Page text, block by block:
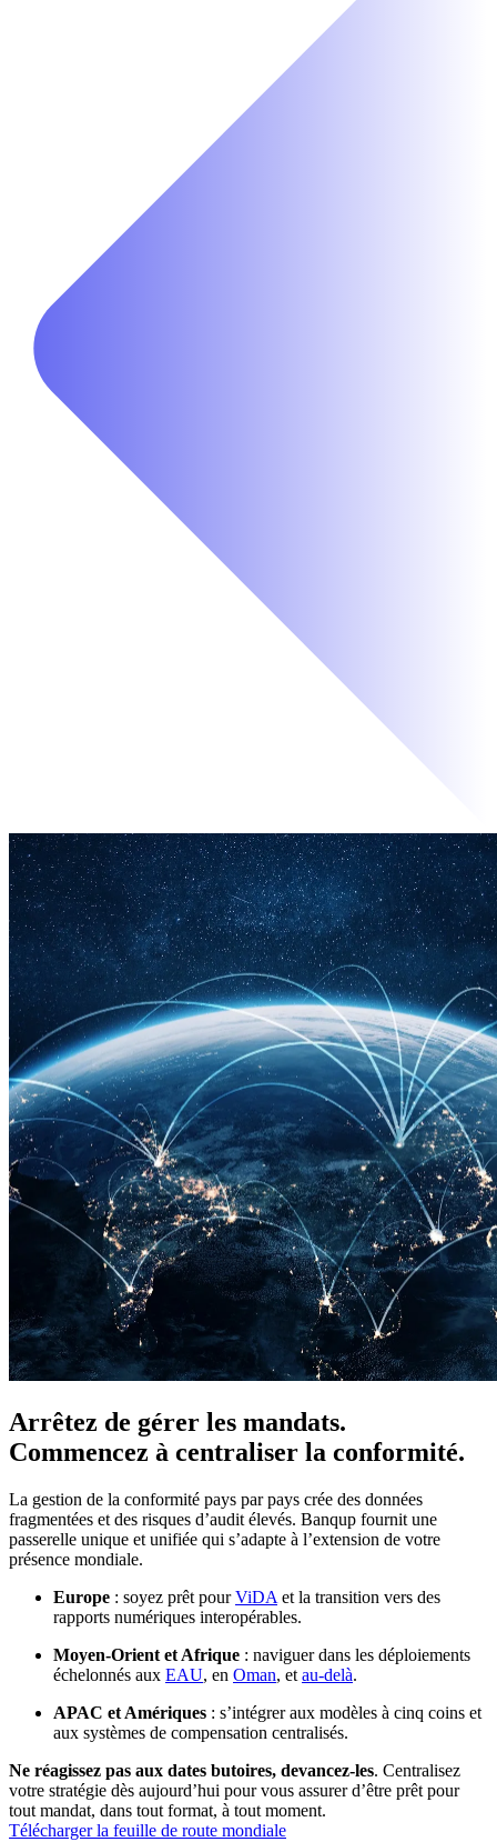
Arrêtez de gérer les mandats.
Commencez à centraliser la conformité.
La gestion de la conformité pays par pays crée des données
fragmentées et des risques d’audit élevés. Banqup fournit une
passerelle unique et unifiée qui s’adapte à l’extension de votre
présence mondiale.
Europe : soyez prêt pourViDA et la transition vers des
rapports numériques interopérables.
Moyen-Orient et Afrique : naviguer dans les déploiements
échelonnés aux EAU, en Oman, et au-delà.
APAC et Amériques : s’intégrer aux modèles à cinq coins et
aux systèmes de compensation centralisés.
Ne réagissez pas aux dates butoires, devancez-les. Centralisez
votre stratégie dès aujourd’hui pour vous assurer d’être prêt pour
tout mandat, dans tout format, à tout moment.
Télécharger la feuille de route mondiale